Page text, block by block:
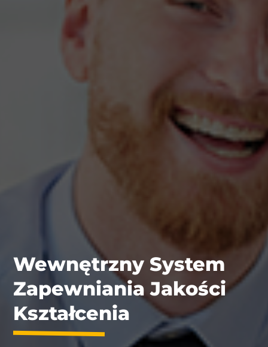
Wewnętrzny System
Zapewniania Jakości
Kształcenia